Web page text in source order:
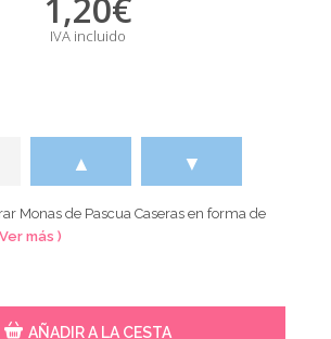
IVA incluido
▲ ▼
Monas de Pascua Caseras en forma de
más )
AÑADIR A LA CESTA